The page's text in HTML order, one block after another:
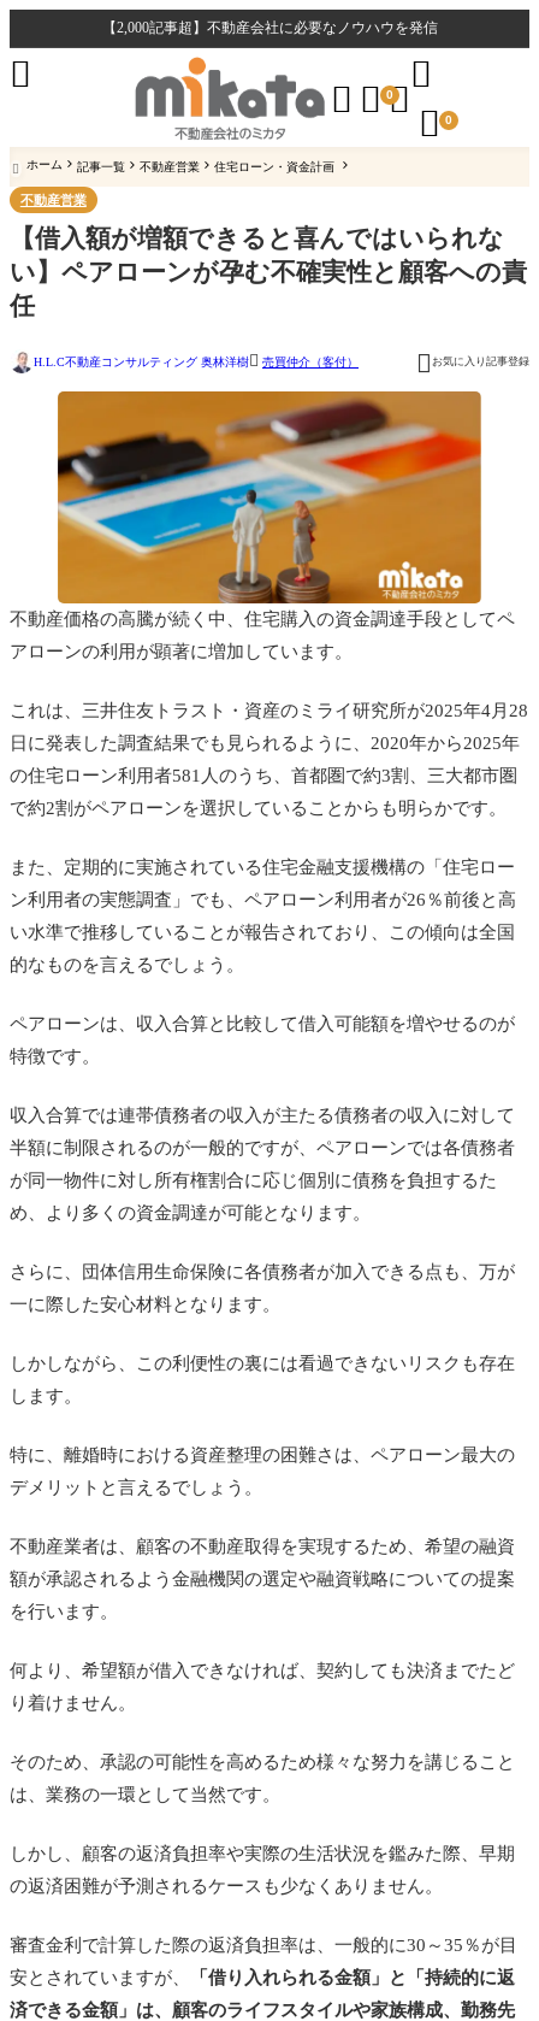
【2,000記事超】不動産会社に必要なノウハウを発信
  0

 0

 ホーム 記事一覧 不動産営業 住宅ローン・資金計画
不動産営業
【借入額が増額できると喜んではいられな
い】ペアローンが孕む不確実性と顧客への責
任
H.L.C不動産コンサルティング 奥林洋樹 売買仲介（客付）  お気に入り記事登録
不動産価格の高騰が続く中、住宅購入の資金調達手段としてペ
アローンの利用が顕著に増加しています。
これは、三井住友トラスト・資産のミライ研究所が2025年4月28
日に発表した調査結果でも見られるように、2020年から2025年
の住宅ローン利用者581人のうち、首都圏で約3割、三大都市圏
で約2割がペアローンを選択していることからも明らかです。
また、定期的に実施されている住宅金融支援機構の「住宅ロー
ン利用者の実態調査」でも、ペアローン利用者が26％前後と高
い水準で推移していることが報告されており、この傾向は全国
的なものを言えるでしょう。
ペアローンは、収入合算と比較して借入可能額を増やせるのが
特徴です。
収入合算では連帯債務者の収入が主たる債務者の収入に対して
半額に制限されるのが一般的ですが、ペアローンでは各債務者
が同一物件に対し所有権割合に応じ個別に債務を負担するた
め、より多くの資金調達が可能となります。
さらに、団体信用生命保険に各債務者が加入できる点も、万が
一に際した安心材料となります。
しかしながら、この利便性の裏には看過できないリスクも存在
します。
特に、離婚時における資産整理の困難さは、ペアローン最大の
デメリットと言えるでしょう。
不動産業者は、顧客の不動産取得を実現するため、希望の融資
額が承認されるよう金融機関の選定や融資戦略についての提案
を行います。
何より、希望額が借入できなければ、契約しても決済までたど
り着けません。
そのため、承認の可能性を高めるため様々な努力を講じること
は、業務の一環として当然です。
しかし、顧客の返済負担率や実際の生活状況を鑑みた際、早期
の返済困難が予測されるケースも少なくありません。
審査金利で計算した際の返済負担率は、一般的に30～35％が目
安とされていますが、
「借り入れられる金額」と「持続的に返
済できる金額」は、顧客のライフスタイルや家族構成、勤務先